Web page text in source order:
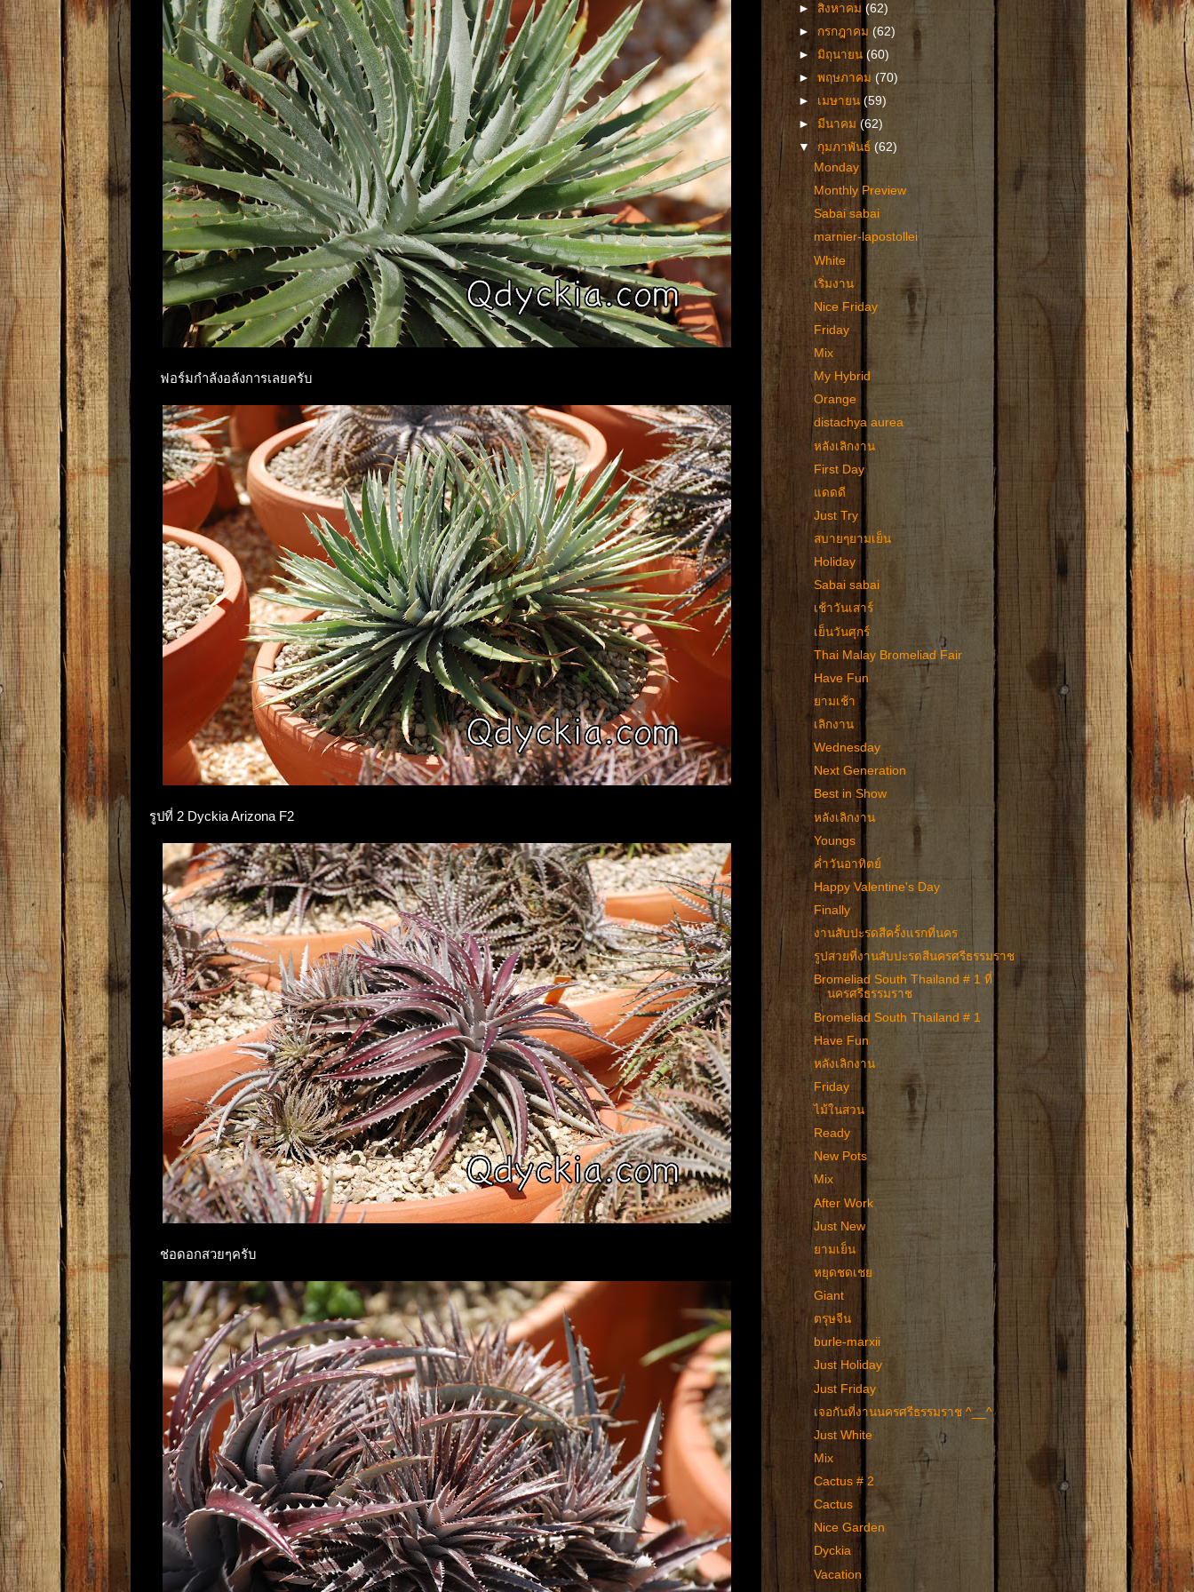
ฟอร์มกำลังอลังการเลยครับ
รูปที่ 2 Dyckia Arizona F2
ช่อดอกสวยๆครับ
►สิงหาคม(62)
► กรกฎาคม(62)
►มิถุนายน(60)
►พฤษภาคม(70)
► เมษายน(59)
►มีนาคม(62)
▼กุมภาพันธ์(62)
Monday
Monthly Preview
Sabai sabai
marnier-lapostollei
White
เริ่มงาน
Nice Friday
Friday
Mix
My Hybrid
Orange
distachya aurea
หลังเลิกงาน
First Day
แดดดี
Just Try
สบายๆยามเย็น
Holiday
Sabai sabai
เช้าวันเสาร์
เย็นวันศุกร์
Thai Malay Bromeliad Fair
Have Fun
ยามเช้า
เลิกงาน
Wednesday
Next Generation
Best in Show
หลังเลิกงาน
Youngs
ค่ำวันอาทิตย์
Happy Valentine's Day
Finally
งานสับปะรดสีครั้งแรกที่นคร
รูปสวยที่งานสับปะรดสีนครศรีธรรมราช
Bromeliad South Thailand # 1 ที่
นครศรีธรรมราช
Bromeliad South Thailand # 1
Have Fun
หลังเลิกงาน
Friday
ไม้ในสวน
Ready
New Pots
Mix
After Work
Just New
ยามเย็น
หยุดชดเชย
Giant
ตรุษจีน
burle-marxii
Just Holiday
Just Friday
เจอกันที่งานนครศรีธรรมราช ^__^
Just White
Mix
Cactus # 2
Cactus
Nice Garden
Dyckia
Vacation